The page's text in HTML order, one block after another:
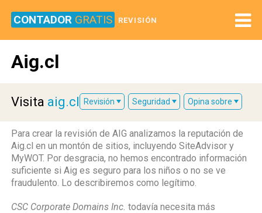
CONTADOR GRATIS REVISIÓN
Aig.cl
Visita aig.cl Revisión Seguridad Opina sobre
Para crear la revisión de AIG analizamos la reputación de
Aig.cl en un montón de sitios, incluyendo SiteAdvisor y
MyWOT. Por desgracia, no hemos encontrado información
suficiente si Aig es seguro para los niños o no se ve
fraudulento. Lo describiremos como legítimo.
CSC Corporate Domains Inc. todavía necesita más